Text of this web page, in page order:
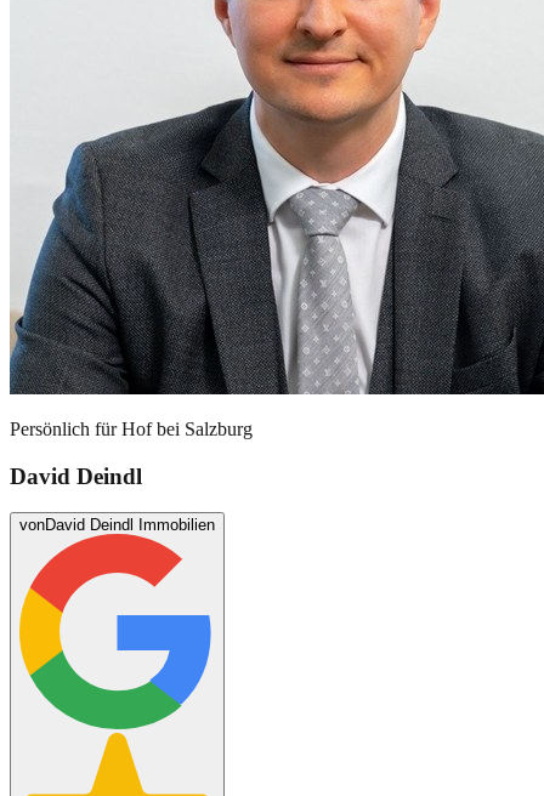
Persönlich fürHof bei Salzburg
David Deindl
vonDavid Deindl Immobilien